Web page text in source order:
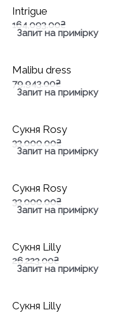
Intrigue
164,093.00₴
Запит на примірку
Malibu dress
79,943.00₴
Запит на примірку
Сукня Rosy
33,000.00₴
Запит на примірку
Сукня Rosy
33,000.00₴
Запит на примірку
Сукня Lilly
26,223.00₴
Запит на примірку
Сукня Lilly